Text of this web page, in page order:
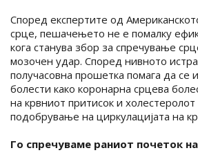
Според експертите од
срце, пешачењето не е помалку
кога станува збор за спречување
мозочен удар. Според нивното
получасовна прошетка помага да се
болести како коронарна срцева
на крвниот притисок и
подобрување на циркулацијата на
Го спречуваме раниот почеток